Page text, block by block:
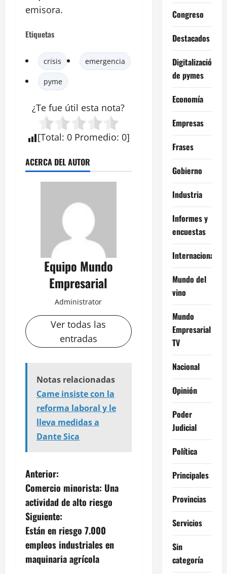
emisora.
Etiquetas
crisis emergencia
pyme
¿Te fue útil esta nota?
[Total: 0 Promedio: 0]
ACERCA DEL AUTOR
Equipo Mundo
Empresarial
Administrator
Ver todas las
entradas
Notas relacionadas
Came insiste con la
reforma laboral y le
lleva medidas a
Dante Sica
N
a
v
e
g
Anterior:
Comercio minorista: Una
actividad de alto riesgo
Siguiente:
Están en riesgo 7.000
empleos industriales en
maquinaria agrícola
Congreso
Destacados
Digitalización
de pymes
Economía
Empresas
Frases
Gobierno
Industria
Informes y
encuestas
Internacional
Mundo del
vino
Mundo
Empresarial
TV
Nacional
Opinión
Poder
Judicial
Política
Principales
Provincias
Servicios
Sin
categoría